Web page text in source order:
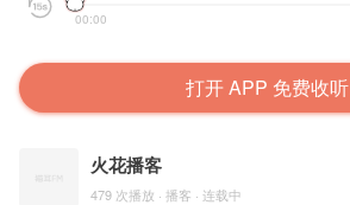
00:00
打开 APP 免费收听
火花播客
479 次播放 · 播客 · 连载中